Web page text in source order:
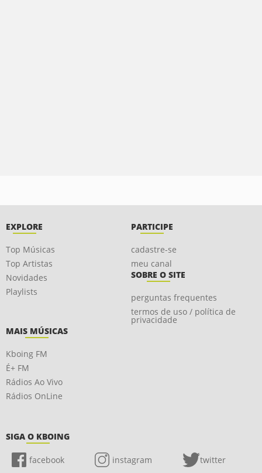
EXPLORE
Top Músicas
Top Artistas
Novidades
Playlists
PARTICIPE
cadastre-se
meu canal
SOBRE O SITE
perguntas frequentes
termos de uso / política de
privacidade
MAIS MÚSICAS
Kboing FM
É+ FM
Rádios Ao Vivo
Rádios OnLine
SIGA O KBOING
facebook instagram twitter